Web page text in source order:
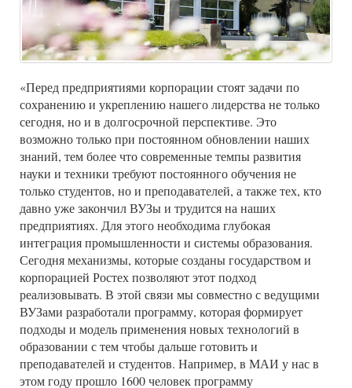
«Перед предприятиями корпорации стоят задачи по
сохранению и укреплению нашего лидерства не только
сегодня, но и в долгосрочной перспективе. Это
возможно только при постоянном обновлении наших
знаний, тем более что современные темпы развития
науки и техники требуют постоянного обучения не
только студентов, но и преподавателей, а также тех, кто
давно уже закончил ВУЗы и трудится на наших
предприятиях. Для этого необходима глубокая
интеграция промышленности и системы образования.
Сегодня механизмы, которые созданы государством и
корпорацией Ростех позволяют этот подход
реализовывать. В этой связи мы совместно с ведущими
ВУЗами разработали программу, которая формирует
подходы и модель применения новых технологий в
образовании с тем чтобы дальше готовить и
преподавателей и студентов. Например, в МАИ у нас в
этом году прошло 1600 человек программу